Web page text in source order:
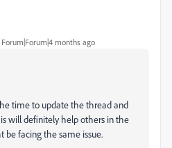
Forum|Forum|4 months ago
time to update the thread and
will definitely help others in the
facing the same issue.